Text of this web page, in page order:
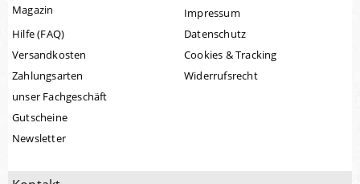
Magazin
Hilfe (FAQ)
Versandkosten
Zahlungsarten
unser Fachgeschäft
Gutscheine
Newsletter
Impressum
Datenschutz
Cookies & Tracking
Widerrufsrecht